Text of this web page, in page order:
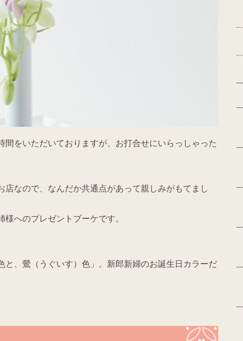
をいただいておりますが、お打合せにいらっしゃった
なので、なんだか共通点があって親しみがもてまし
へのプレゼントブーケです。
、鶯（うぐいす）色」。新郎新婦のお誕生日カラーだ